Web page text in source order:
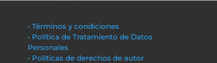
• Términos y condiciones
• Política de Tratamiento de Datos
Personales
• Políticas de derechos de autor